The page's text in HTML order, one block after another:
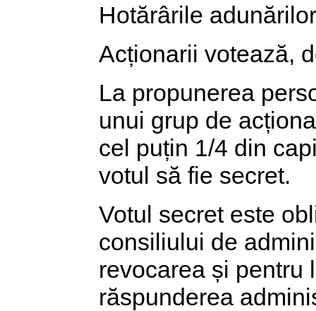
Hotărârile
Acționarii votează,
La propunerea
unui grup de
cel puțin 1/4 din
votul să fie secret.
Votul secret este
consiliului de
revocarea și pentru
răspunderea